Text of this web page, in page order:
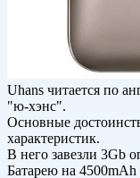
Uhans читается по
"ю-хэнс".
Основные
характеристик.
В него завезли 3Gb
Батарею на